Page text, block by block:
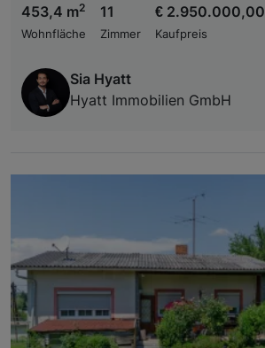
453,4 m2
Wohnfläche
11
Zimmer
€ 2.950.000,00
Kaufpreis
Sia Hyatt
Hyatt Immobilien GmbH